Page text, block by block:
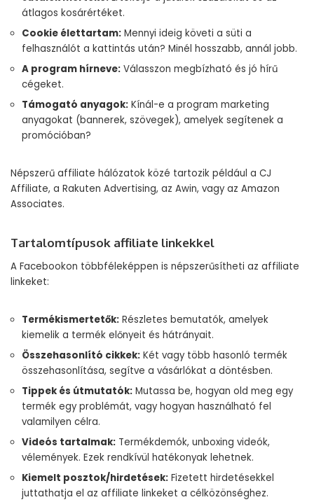
átlagos kosárértéket.
Cookie élettartam: Mennyi ideig követi a süti a
felhasználót a kattintás után? Minél hosszabb, annál jobb.
A program hírneve: Válasszon megbízható és jó hírű
cégeket.
Támogató anyagok: Kínál-e a program marketing
anyagokat (bannerek, szövegek), amelyek segítenek a
promócióban?
Népszerű affiliate hálózatok közé tartozik például a CJ
Affiliate, a Rakuten Advertising, az Awin, vagy az Amazon
Associates.
Tartalomtípusok affiliate linkekkel
A Facebookon többféleképpen is népszerűsítheti az affiliate
linkeket:
Termékismertetők: Részletes bemutatók, amelyek
kiemelik a termék előnyeit és hátrányait.
Összehasonlító cikkek: Két vagy több hasonló termék
összehasonlítása, segítve a vásárlókat a döntésben.
Tippek és útmutatók: Mutassa be, hogyan old meg egy
termék egy problémát, vagy hogyan használható fel
valamilyen célra.
Videós tartalmak: Termékdemók, unboxing videók,
vélemények. Ezek rendkívül hatékonyak lehetnek.
Kiemelt posztok/hirdetések: Fizetett hirdetésekkel
juttathatja el az affiliate linkeket a célközönséghez.